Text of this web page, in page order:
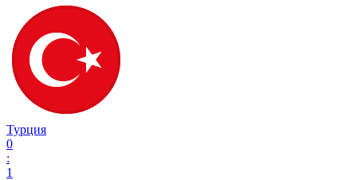
Турция
0
:
1